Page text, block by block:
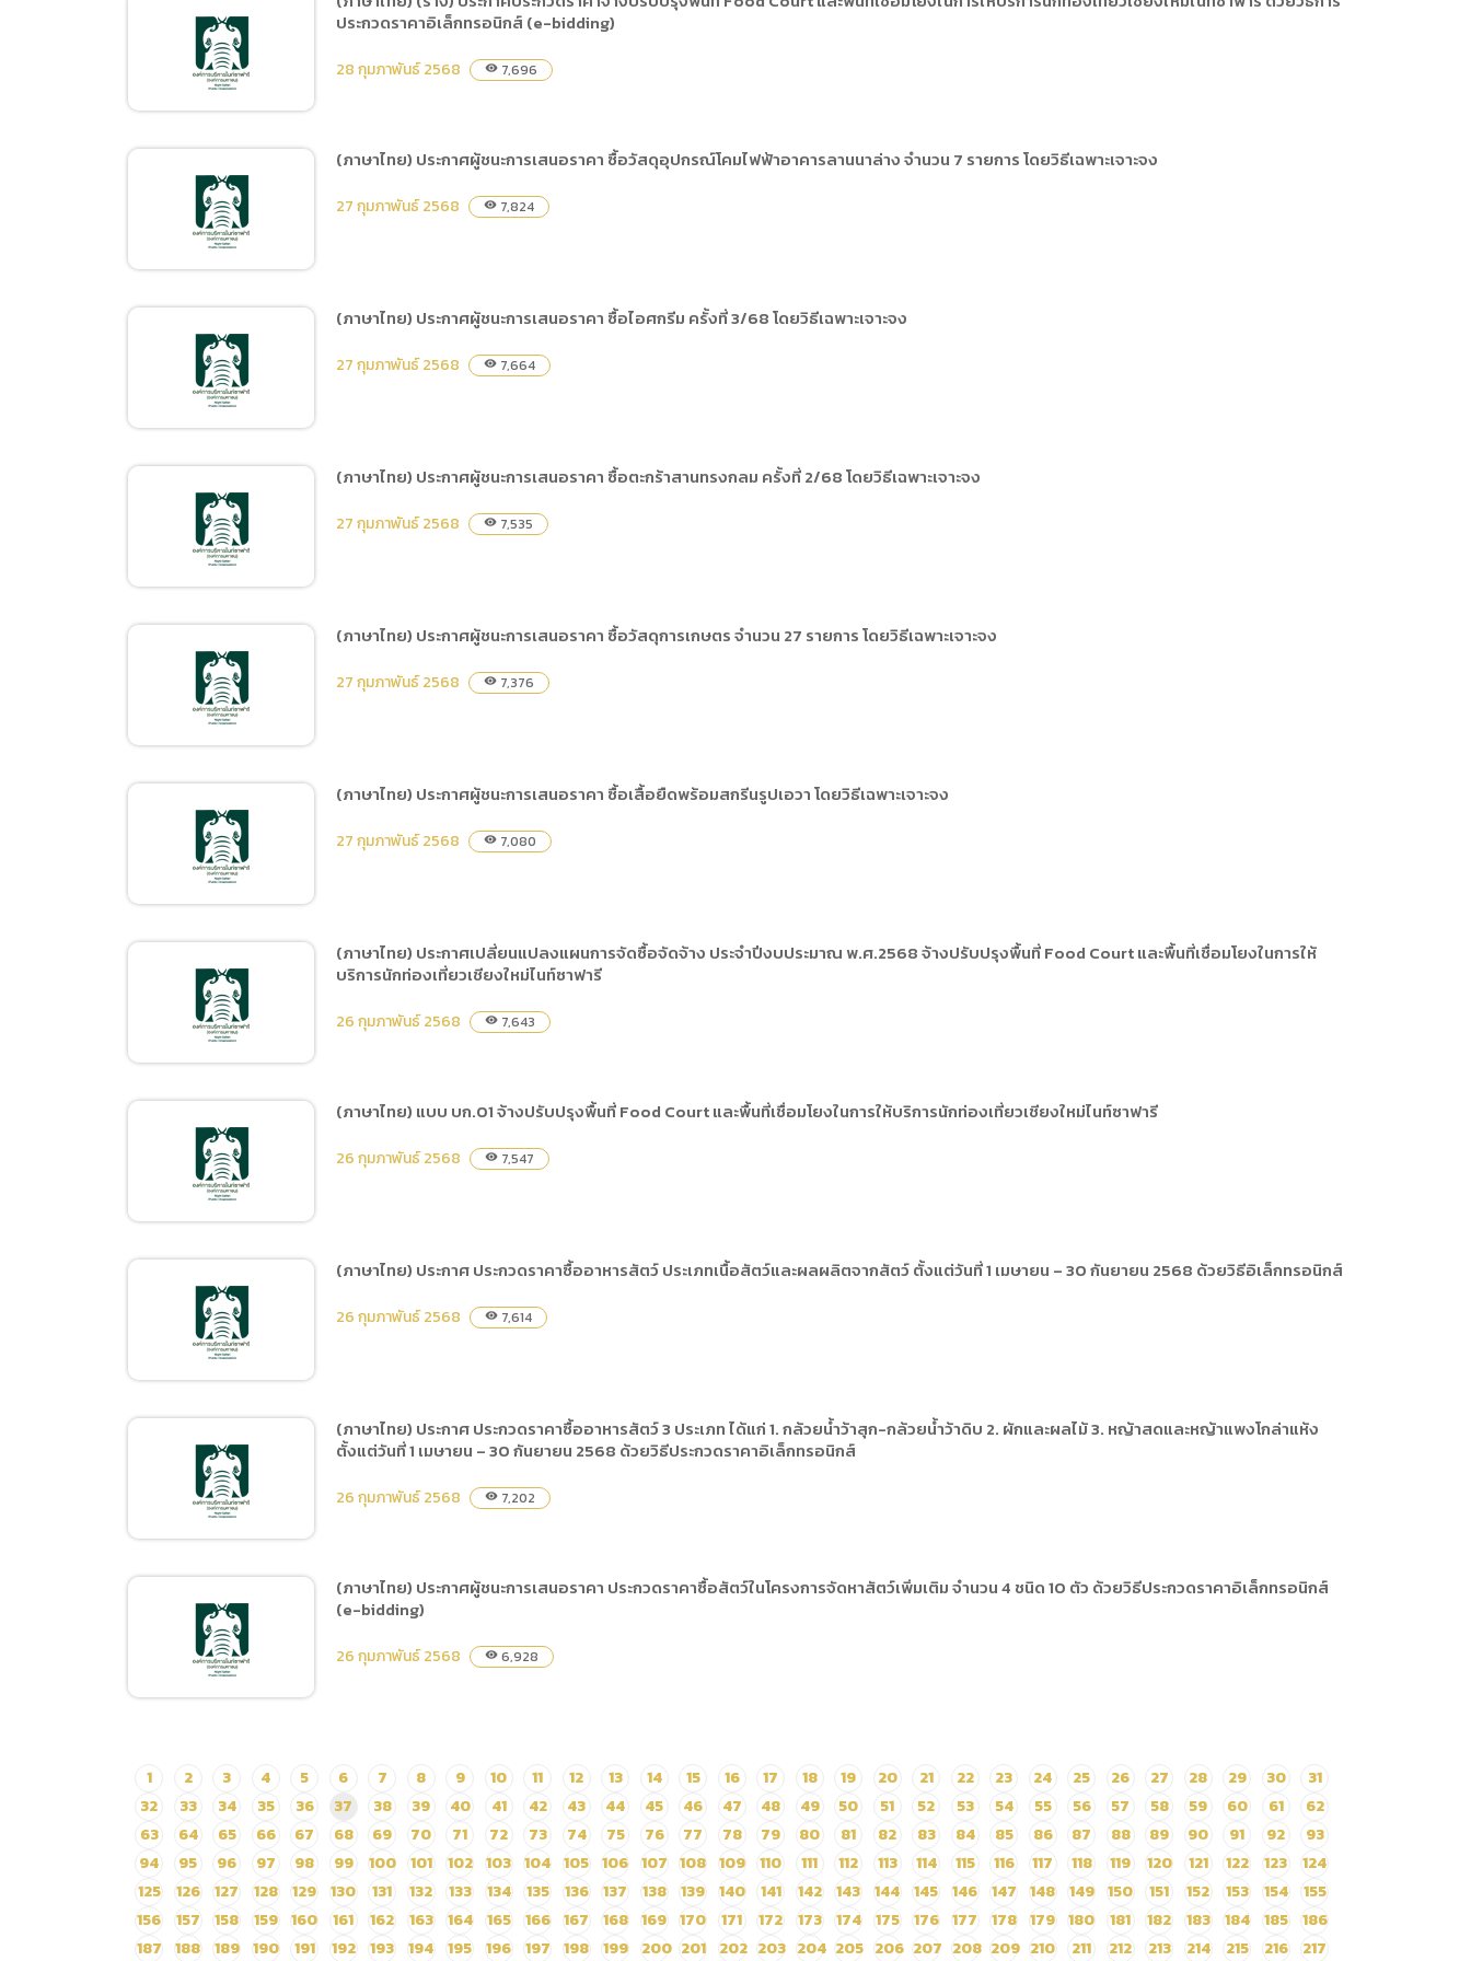
(ภาษาไทย) การเปิดเผยข้อมูลสาธารณะขององค์กร พ.ศ. 2569
(ภาษาไทย) นโยบายขององค์การ
(ภาษาไทย) ประกาศผู้ชนะ
การเสนอราคา ซื้อครุภัณฑ์
อุปกรณ์สำนักงาน และ
ครุภัณฑ์ที่มีมูลค่าต่อหน่วยไม่
เกิน 10,000 บาท จำนวน 10
รายการ โดยวิธีเฉพาะเจาะจง
(ภาษาไทย) (ร่าง) ประกาศ
ประกวดราคาจ้างปรับปรุง
พื้นที่ Food Court และพื้นที่
เชื่อมโยงในการให้บริการนัก
ท่องเที่ยวเชียงใหม่ไนท์
ซาฟารี ด้วยวิธีการประกวด
ราคาอิเล็กทรอนิกส์ (e-
ประกวดราคาอิเล็กทรอนิกส์ (e-bidding)
28 กุมภาพันธ์ 2568 visibility 7,696
(ภาษาไทย) ประกาศผู้ชนะ
การเสนอราคา ซื้อวัสดุ
อุปกรณ์โคมไฟฟ้าอาคารลาน
นาล่าง จำนวน 7 รายการ
โดยวิธีเฉพาะเจาะจง
(ภาษาไทย) ประกาศผู้ชนะการเสนอราคา ซื้อวัสดุอุปกรณ์โคมไฟฟ้าอาคารลานนาล่าง จำนวน 7 รายการ โดยวิธีเฉพาะเจาะจง
27 กุมภาพันธ์ 2568 visibility 7,824
(ภาษาไทย) ประกาศผู้ชนะ
การเสนอราคา ซื้อไอศกรีม
ครั้งที่ 3/68 โดยวิธีเฉพาะ
เจาะจง
(ภาษาไทย) ประกาศผู้ชนะการเสนอราคา ซื้อไอศกรีม ครั้งที่ 3/68 โดยวิธีเฉพาะเจาะจง
27 กุมภาพันธ์ 2568 visibility 7,664
(ภาษาไทย) ประกาศผู้ชนะ
การเสนอราคา ซื้อตะกร้าสาน
ทรงกลม ครั้งที่ 2/68 โดยวิธี
เฉพาะเจาะจง
(ภาษาไทย) ประกาศผู้ชนะการเสนอราคา ซื้อตะกร้าสานทรงกลม ครั้งที่ 2/68 โดยวิธีเฉพาะเจาะจง
27 กุมภาพันธ์ 2568 visibility 7,535
(ภาษาไทย) ประกาศผู้ชนะ
การเสนอราคา ซื้อวัสดุ
การเกษตร จำนวน 27
รายการ โดยวิธีเฉพาะเจาะจง
(ภาษาไทย) ประกาศผู้ชนะการเสนอราคา ซื้อวัสดุการเกษตร จำนวน 27 รายการ โดยวิธีเฉพาะเจาะจง
27 กุมภาพันธ์ 2568 visibility 7,376
(ภาษาไทย) ประกาศผู้ชนะ
การเสนอราคา ซื้อเสื้อยืด
พร้อมสกรีนรูปเอวา โดยวิธี
เฉพาะเจาะจง
(ภาษาไทย) ประกาศผู้ชนะการเสนอราคา ซื้อเสื้อยืดพร้อมสกรีนรูปเอวา โดยวิธีเฉพาะเจาะจง
27 กุมภาพันธ์ 2568 visibility 7,080
(ภาษาไทย) ประกาศ
เปลี่ยนแปลงแผนการจัดซื้อ
จัดจ้าง ประจำปีงบประมาณ
พ.ศ.2568 จ้างปรับปรุงพื้นที่
Food Court และพื้นที่เชื่อม
โยงในการให้บริการนักท่อง
เที่ยวเชียงใหม่ไนท์ซาฟารี
(ภาษาไทย) ประกาศเปลี่ยนแปลงแผนการจัดซื้อจัดจ้าง ประจำปีงบประมาณ พ.ศ.2568 จ้างปรับปรุงพื้นที่ Food Court และพื้นที่เชื่อมโยงในการให้
บริการนักท่องเที่ยวเชียงใหม่ไนท์ซาฟารี
26 กุมภาพันธ์ 2568 visibility 7,643
(ภาษาไทย) แบบ บก.01 จ้าง
ปรับปรุงพื้นที่ Food Court
และพื้นที่เชื่อมโยงในการให้
บริการนักท่องเที่ยวเชียงใหม่
ไนท์ซาฟารี
(ภาษาไทย) แบบ บก.01 จ้างปรับปรุงพื้นที่ Food Court และพื้นที่เชื่อมโยงในการให้บริการนักท่องเที่ยวเชียงใหม่ไนท์ซาฟารี
26 กุมภาพันธ์ 2568 visibility 7,547
(ภาษาไทย) ประกาศ ประกวด
ราคาซื้ออาหารสัตว์ ประเภท
เนื้อสัตว์และผลผลิตจาก
สัตว์ ตั้งแต่วันที่ 1 เมษายน –
30 กันยายน 2568 ด้วยวิธี
อิเล็กทรอนิกส์
(ภาษาไทย) ประกาศ ประกวดราคาซื้ออาหารสัตว์ ประเภทเนื้อสัตว์และผลผลิตจากสัตว์ ตั้งแต่วันที่ 1 เมษายน – 30 กันยายน 2568 ด้วยวิธีอิเล็กทรอนิกส์
26 กุมภาพันธ์ 2568 visibility 7,614
(ภาษาไทย) ประกาศ ประกวด
ราคาซื้ออาหารสัตว์ 3
ประเภท ได้แก่ 1. กล้วยน้ำว้า
สุก-กล้วยน้ำว้าดิบ 2. ผัก
ที่ 1 เมษายน – 30 กันยายน
2568 ด้วยวิธีประกวดราคา
อิเล็กทรอนิกส์
(ภาษาไทย) ประกาศ ประกวดราคาซื้ออาหารสัตว์ 3 ประเภท ได้แก่ 1. กล้วยน้ำว้าสุก-กล้วยน้ำว้าดิบ 2. ผักและผลไม้ 3. หญ้าสดและหญ้าแพงโกล่าแห้ง
ตั้งแต่วันที่ 1 เมษายน – 30 กันยายน 2568 ด้วยวิธีประกวดราคาอิเล็กทรอนิกส์
26 กุมภาพันธ์ 2568 visibility 7,202
(ภาษาไทย) ประกาศผู้ชนะ
การเสนอราคา ประกวดราคา
ซื้อสัตว์ในโครงการจัดหา
สัตว์เพิ่มเติม จำนวน 4 ชนิด
10 ตัว ด้วยวิธีประกวดราคา
อิเล็กทรอนิกส์ (e-bidding)
(ภาษาไทย) ประกาศผู้ชนะการเสนอราคา ประกวดราคาซื้อสัตว์ในโครงการจัดหาสัตว์เพิ่มเติม จำนวน 4 ชนิด 10 ตัว ด้วยวิธีประกวดราคาอิเล็กทรอนิกส์
(e-bidding)
26 กุมภาพันธ์ 2568 visibility 6,928
1 2 3 4 5 6 7 8 9 10 11 12 13 14 15 16 17 18 19 20 21 22 23 24 25 26 27 28 29 30
31
32
33 34 35 36 37 38 39 40 41 42 43 44 45 46 47 48 49 50 51 52 53 54 55 56 57 58 59 60 61
62
63
64 65 66 67 68 69 70 71 72 73 74 75 76 77 78 79 80 81 82 83 84 85 86 87 88 89 90 91 92
93
94
95 96 97 98 99 100 101 102 103 104 105 106 107 108 109 110 111 112 113 114 115 116 117 118 119 120 121 122 123
124
125
126 127 128 129 130 131 132 133 134 135 136 137 138 139 140 141 142 143 144 145 146 147 148 149 150 151 152 153 154
155
156
157 158 159 160 161 162 163 164 165 166 167 168 169 170 171 172 173 174 175 176 177 178 179 180 181 182 183 184 185
186
187
188 189 190 191 192 193 194 195 196 197 198 199 200 201 202 203 204 205 206 207 208 209 210 211 212 213 214 215 216 217